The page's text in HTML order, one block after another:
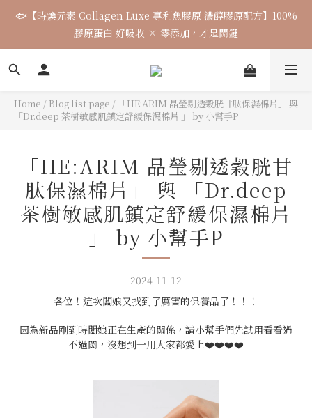
🌈七月涼感韓貨新品連線 已收單🌈 全力追加出貨中
🐟【時煥元素 Collagen Luxe 專利魚膠原 濃醇膠原配方】100%
膠原蛋白 好吸收 × 零添加，才是關鍵
7月飾品連線 ✨ 7/16-7/26
🌈七月涼感韓貨新品連線 已收單🌈 全力追加出貨中
Home / Blog list page / 「HE:ARIM 晶瑩剔透穀胱甘肽保濕棉片」 與
「Dr.deep 茶樹敏感肌鎮定舒緩保濕棉片 」 by 小幫手P
「HE:ARIM 晶瑩剔透穀胱甘
肽保濕棉片」 與 「Dr.deep
茶樹敏感肌鎮定舒緩保濕棉片
」 by 小幫手P
2024-11-12
各位！這次闆娘又找到了厲害的保養品了！！！
因為新品剛到時闆娘正在生產的關係，請小幫手們先試用看看過
不過關，沒想到一用大家都愛上❤️❤️❤️❤️